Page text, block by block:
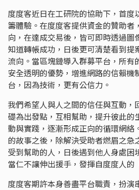
度度客近日在工研院的協助下，首度
籌體驗。在度度客提供資金的贊助者
向，在達成交易後，皆可即時透過圖
知道轉帳成功，日後更可清楚看到提
流向。當區塊鏈導入群募平台，所有
安全透明的優勢，增進網路的信賴機
台，因為技術，更有公信力。
我們希望人與人之間的信任與互動，
礎為出發點，互相幫助，提升彼此的
動與實踐，逐漸形成正向的循環網絡
的故事之後，除解決受助者燃眉之急
受到幫助的人，日後遇到他人身處困
當仁不讓伸出援手，發揮自度度人的
度度客期許本身善盡平台職責，扮演